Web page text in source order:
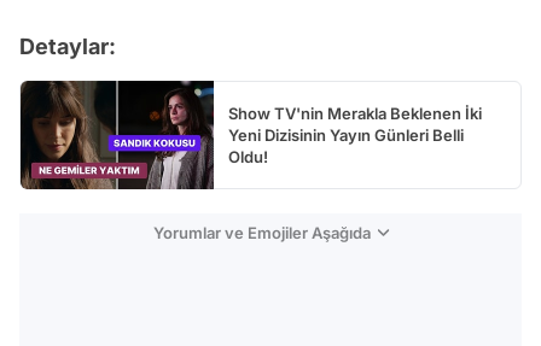
Detaylar:
Show TV'nin Merakla Beklenen İki
Yeni Dizisinin Yayın Günleri Belli
Oldu!
Yorumlar ve Emojiler Aşağıda